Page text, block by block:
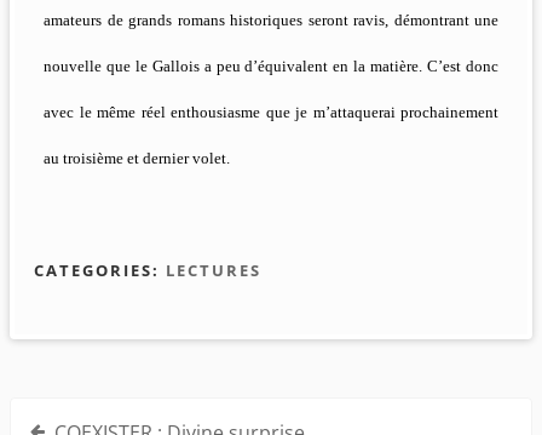
amateurs de grands romans historiques seront ravis, démontrant une
nouvelle que le Gallois a peu d’équivalent en la matière. C’est donc
avec le même réel enthousiasme que je m’attaquerai prochainement
au troisième et dernier volet.
CATEGORIES: LECTURES
Navigation